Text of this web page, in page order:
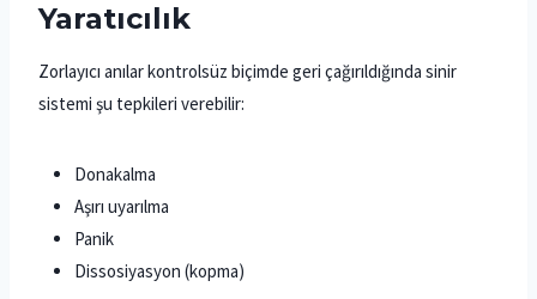
Yaratıcılık
Zorlayıcı anılar kontrolsüz biçimde geri çağırıldığında sinir
sistemi şu tepkileri verebilir:
Donakalma
Aşırı uyarılma
Panik
Dissosiyasyon (kopma)